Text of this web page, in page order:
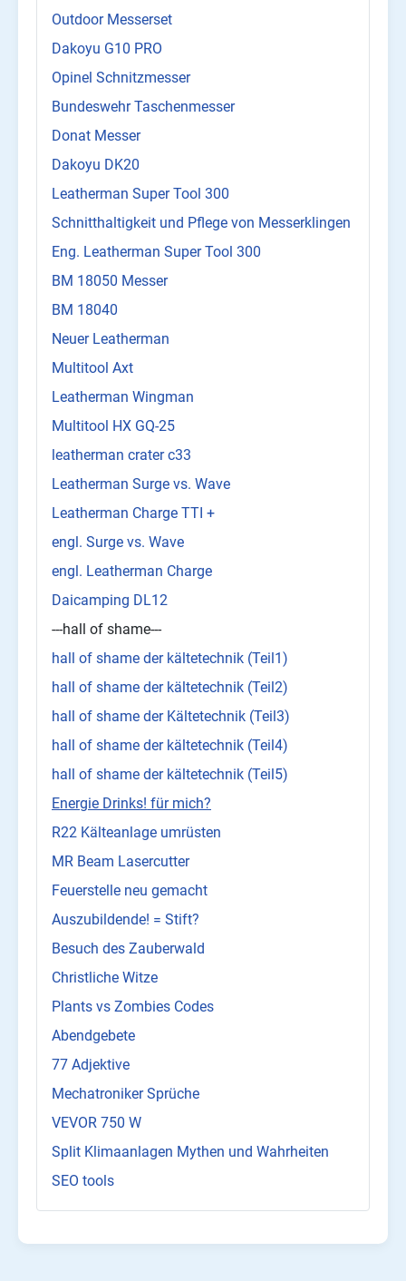
Outdoor Messerset
Dakoyu G10 PRO
Opinel Schnitzmesser
Bundeswehr Taschenmesser
Donat Messer
Dakoyu DK20
Leatherman Super Tool 300
Schnitthaltigkeit und Pflege von Messerklingen
Eng. Leatherman Super Tool 300
BM 18050 Messer
BM 18040
Neuer Leatherman
Multitool Axt
Leatherman Wingman
Multitool HX GQ-25
leatherman crater c33
Leatherman Surge vs. Wave
Leatherman Charge TTI +
engl. Surge vs. Wave
engl. Leatherman Charge
Daicamping DL12
---hall of shame---
hall of shame der kältetechnik (Teil1)
hall of shame der kältetechnik (Teil2)
hall of shame der Kältetechnik (Teil3)
hall of shame der kältetechnik (Teil4)
hall of shame der kältetechnik (Teil5)
Energie Drinks! für mich?
R22 Kälteanlage umrüsten
MR Beam Lasercutter
Feuerstelle neu gemacht
Auszubildende! = Stift?
Besuch des Zauberwald
Christliche Witze
Plants vs Zombies Codes
Abendgebete
77 Adjektive
Mechatroniker Sprüche
VEVOR 750 W
Split Klimaanlagen Mythen und Wahrheiten
SEO tools